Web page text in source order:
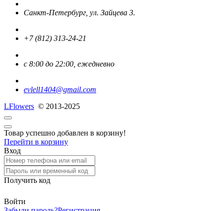
Санкт-Петербург, ул. Зайцева 3.
+7 (812) 313-24-21
с 8:00 до 22:00, ежедневно
evlell1404@gmail.com
LFlowers © 2013-2025
Товар успешно добавлен в корзину!
Перейти в корзину
Вход
Получить код
Войти